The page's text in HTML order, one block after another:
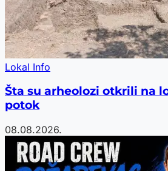
Lokal Info
Šta su arheolozi otkrili na
potok
08.08.2026.